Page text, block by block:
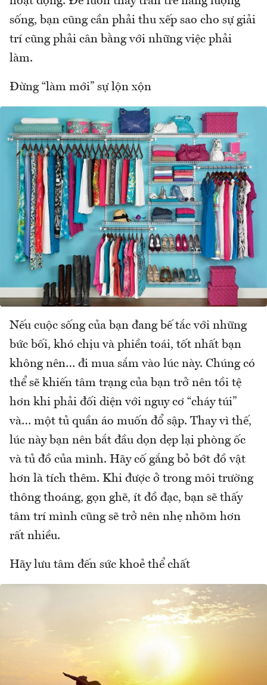
sống, bạn cũng cần phải thu xếp sao cho sự giải
trí cũng phải cân bằng với những việc phải
làm.
Đừng “làm mới” sự lộn xộn
Nếu cuộc sống của bạn đang bế tắc với những
bức bối, khó chịu và phiền toái, tốt nhất bạn
không nên… đi mua sắm vào lúc này. Chúng có
thể sẽ khiến tâm trạng của bạn trở nên tồi tệ
hơn khi phải đối diện với nguy cơ “cháy túi”
và… một tủ quần áo muốn đổ sập. Thay vì thế,
lúc này bạn nên bắt đầu dọn dẹp lại phòng ốc
và tủ đồ của mình. Hãy cố gắng bỏ bớt đồ vật
hơn là tích thêm. Khi được ở trong môi trường
thông thoáng, gọn ghẽ, ít đồ đạc, bạn sẽ thấy
tâm trí mình cũng sẽ trở nên nhẹ nhõm hơn
rất nhiều.
Hãy lưu tâm đến sức khoẻ thể chất